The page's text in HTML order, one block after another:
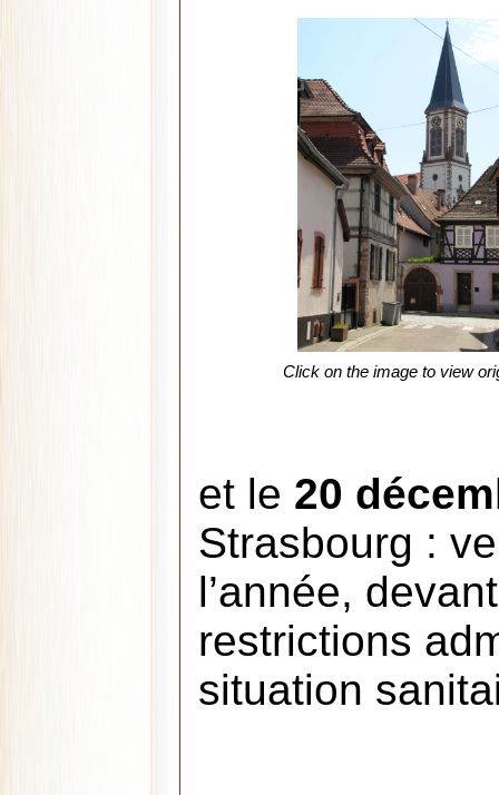
Click on the image to view
et le 20
Strasbourg :
l’année,
restrictions
situation